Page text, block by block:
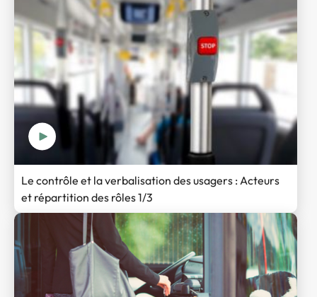
Le contrôle et la verbalisation des usagers : Acteurs
et répartition des rôles 1/3